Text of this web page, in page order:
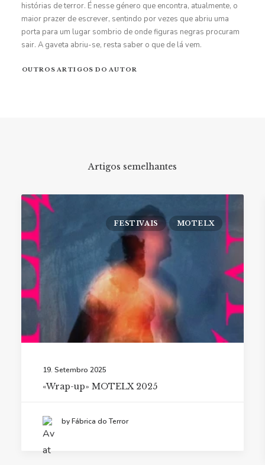
histórias de terror. É nesse género que encontra, atualmente, o
maior prazer de escrever, sentindo por vezes que abriu uma
porta para um lugar sombrio de onde figuras negras procuram
sair. A gaveta abriu-se, resta saber o que de lá vem.
OUTROS ARTIGOS DO AUTOR
Artigos semelhantes
FESTIVAIS MOTELX
19. Setembro 2025
«Wrap-up» MOTELX 2025
by Fábrica do Terror